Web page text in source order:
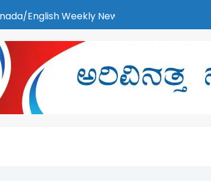
Newspaper | ಕರಾವಳಿ ಸುದ್ದಿ - ಅರವಿನತ್ತ ನಮ್ಮ